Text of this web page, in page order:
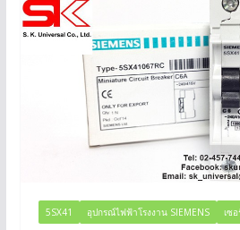
5SX41 อุปกรณ์ไฟฟ้าโรงงาน SIEMENS เซ